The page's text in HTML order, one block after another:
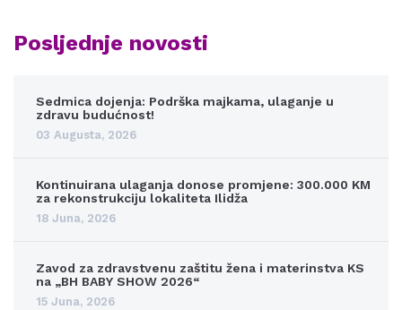
Posljednje novosti
Sedmica dojenja: Podrška majkama, ulaganje u
zdravu budućnost!
03 Augusta, 2026
Kontinuirana ulaganja donose promjene: 300.000 KM
za rekonstrukciju lokaliteta Ilidža
18 Juna, 2026
Zavod za zdravstvenu zaštitu žena i materinstva KS
na „BH BABY SHOW 2026“
15 Juna, 2026